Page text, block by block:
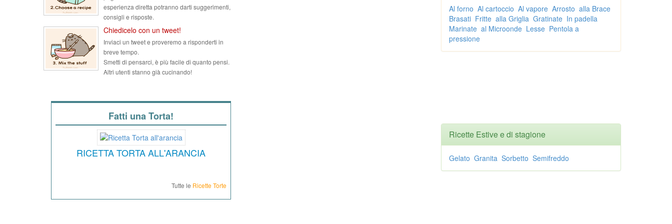
esperienza diretta potranno darti suggerimenti,
consigli e risposte.
Chiedicelo con un tweet!
Inviaci un tweet e proveremo a risponderti in
breve tempo.
Smetti di pensarci, è più facile di quanto pensi.
Altri utenti stanno già cucinando!
Fatti una Torta!
RICETTA TORTA ALL'ARANCIA
Tutte le Ricette Torte
Al forno Al cartoccio Al vapore Arrosto alla Brace
Brasati Fritte alla Griglia Gratinate In padella
Marinate al Microonde Lesse Pentola a
pressione
Ricette Estive e di stagione
Gelato Granita Sorbetto Semifreddo